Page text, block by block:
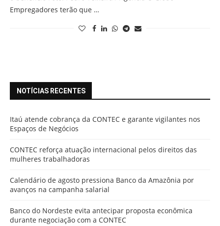
Empregadores terão que …
NOTÍCIAS RECENTES
Itaú atende cobrança da CONTEC e garante vigilantes nos
Espaços de Negócios
CONTEC reforça atuação internacional pelos direitos das
mulheres trabalhadoras
Calendário de agosto pressiona Banco da Amazônia por
avanços na campanha salarial
Banco do Nordeste evita antecipar proposta econômica
durante negociação com a CONTEC